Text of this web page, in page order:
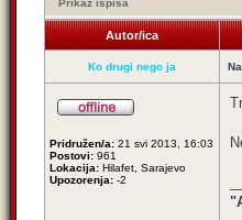
Prikaz ispisa
Autor/ica
Ko drugi nego ja
Pridružen/a: 21 svi 2013, 16:03
Postovi: 961
Lokacija: Hilafet, Sarajevo
Upozorenja: -2